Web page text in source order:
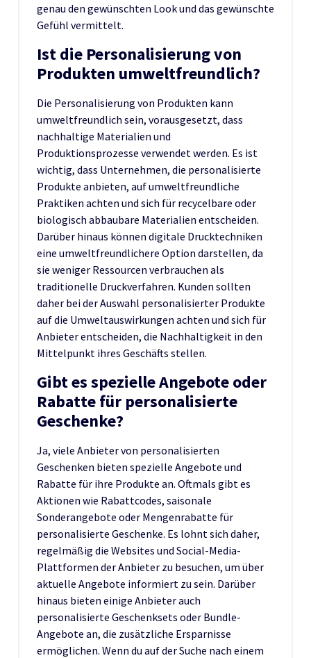
genau den gewünschten Look und das gewünschte
Gefühl vermittelt.
Ist die Personalisierung von
Produkten umweltfreundlich?
Die Personalisierung von Produkten kann
umweltfreundlich sein, vorausgesetzt, dass
nachhaltige Materialien und
Produktionsprozesse verwendet werden. Es ist
wichtig, dass Unternehmen, die personalisierte
Produkte anbieten, auf umweltfreundliche
Praktiken achten und sich für recycelbare oder
biologisch abbaubare Materialien entscheiden.
Darüber hinaus können digitale Drucktechniken
eine umweltfreundlichere Option darstellen, da
sie weniger Ressourcen verbrauchen als
traditionelle Druckverfahren. Kunden sollten
daher bei der Auswahl personalisierter Produkte
auf die Umweltauswirkungen achten und sich für
Anbieter entscheiden, die Nachhaltigkeit in den
Mittelpunkt ihres Geschäfts stellen.
Gibt es spezielle Angebote oder
Rabatte für personalisierte
Geschenke?
Ja, viele Anbieter von personalisierten
Geschenken bieten spezielle Angebote und
Rabatte für ihre Produkte an. Oftmals gibt es
Aktionen wie Rabattcodes, saisonale
Sonderangebote oder Mengenrabatte für
personalisierte Geschenke. Es lohnt sich daher,
regelmäßig die Websites und Social-Media-
Plattformen der Anbieter zu besuchen, um über
aktuelle Angebote informiert zu sein. Darüber
hinaus bieten einige Anbieter auch
personalisierte Geschenksets oder Bundle-
Angebote an, die zusätzliche Ersparnisse
ermöglichen. Wenn du auf der Suche nach einem